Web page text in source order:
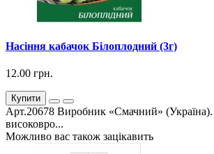
Насіння кабачок Білоплодний (3г)
12.00 грн.
Купити
Арт.20678 Виробник «Смачний» (Україна).
високовро...
Можливо вас також зацікавить